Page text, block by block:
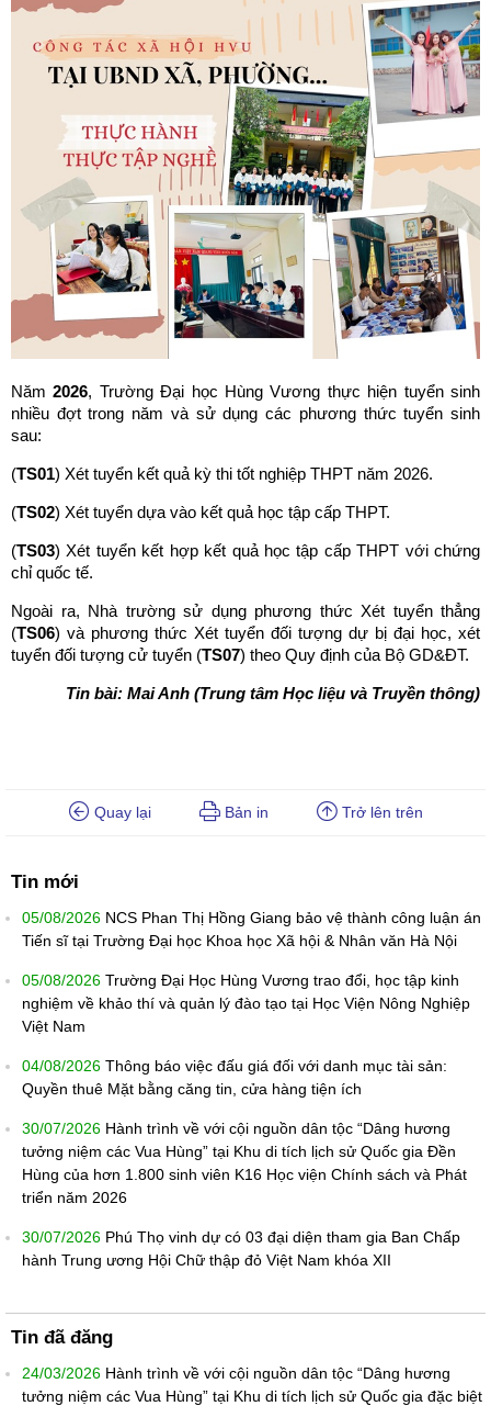
Năm2026, Trường Đại học Hùng Vương thực hiện tuyển sinh
nhiều đợt trong năm và sử dụng các phương thức tuyển sinh
sau:
(TS01) Xét tuyển kết quả kỳ thi tốt nghiệp THPT năm 2026.
(TS02) Xét tuyển dựa vào kết quả học tập cấp THPT.
(TS03) Xét tuyển kết hợp kết quả học tập cấp THPT với chứng
chỉ quốc tế.
Ngoài ra, Nhà trường sử dụng phương thức Xét tuyển thẳng
(TS06) và phương thức Xét tuyển đối tượng dự bị đại học, xét
tuyển đối tượng cử tuyển (TS07) theo Quy định của Bộ GD&ĐT.
Tin bài: Mai Anh (Trung tâm Học liệu và Truyền thông)
Quay lại Bản in Trở lên trên
Tin mới
05/08/2026 NCS Phan Thị Hồng Giang bảo vệ thành công luận án
Tiến sĩ tại Trường Đại học Khoa học Xã hội & Nhân văn Hà Nội
05/08/2026 Trường Đại Học Hùng Vương trao đổi, học tập kinh
nghiệm về khảo thí và quản lý đào tạo tại Học Viện Nông Nghiệp
Việt Nam
04/08/2026 Thông báo việc đấu giá đối với danh mục tài sản:
Quyền thuê Mặt bằng căng tin, cửa hàng tiện ích
30/07/2026 Hành trình về với cội nguồn dân tộc “Dâng hương
tưởng niệm các Vua Hùng” tại Khu di tích lịch sử Quốc gia Đền
Hùng của hơn 1.800 sinh viên K16 Học viện Chính sách và Phát
triển năm 2026
30/07/2026 Phú Thọ vinh dự có 03 đại diện tham gia Ban Chấp
hành Trung ương Hội Chữ thập đỏ Việt Nam khóa XII
Tin đã đăng
24/03/2026 Hành trình về với cội nguồn dân tộc “Dâng hương
tưởng niệm các Vua Hùng” tại Khu di tích lịch sử Quốc gia đặc biệt